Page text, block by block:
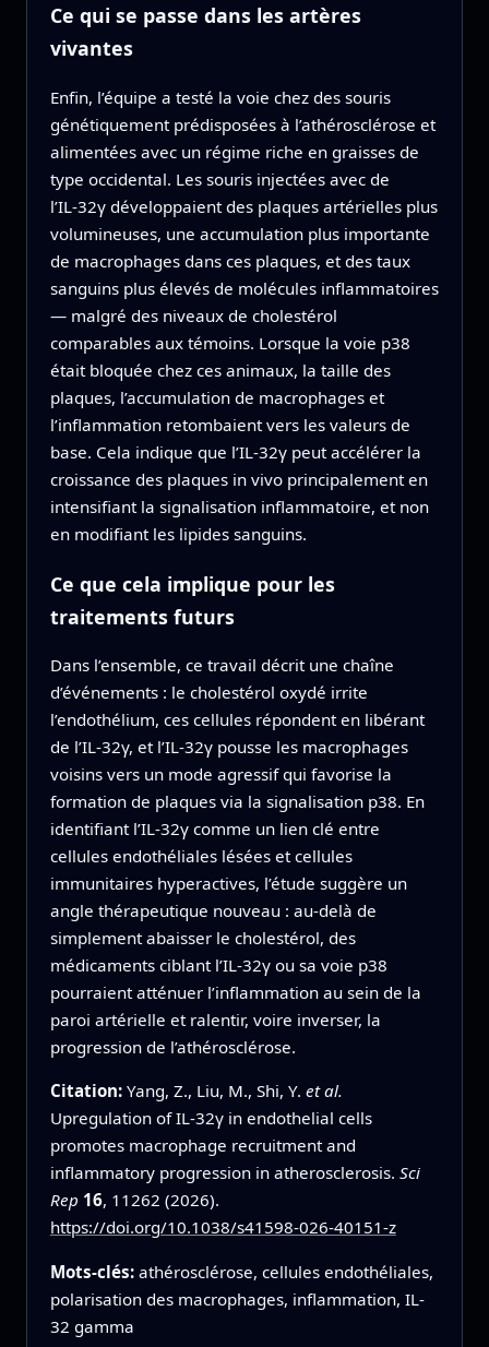
Ce qui se passe dans les artères
vivantes
Enfin, l’équipe a testé la voie chez des souris
génétiquement prédisposées à l’athérosclérose et
alimentées avec un régime riche en graisses de
type occidental. Les souris injectées avec de
l’IL‑32γ développaient des plaques artérielles plus
volumineuses, une accumulation plus importante
de macrophages dans ces plaques, et des taux
sanguins plus élevés de molécules inflammatoires
— malgré des niveaux de cholestérol
comparables aux témoins. Lorsque la voie p38
était bloquée chez ces animaux, la taille des
plaques, l’accumulation de macrophages et
l’inflammation retombaient vers les valeurs de
base. Cela indique que l’IL‑32γ peut accélérer la
croissance des plaques in vivo principalement en
intensifiant la signalisation inflammatoire, et non
en modifiant les lipides sanguins.
Ce que cela implique pour les
traitements futurs
Dans l’ensemble, ce travail décrit une chaîne
d’événements : le cholestérol oxydé irrite
l’endothélium, ces cellules répondent en libérant
de l’IL‑32γ, et l’IL‑32γ pousse les macrophages
voisins vers un mode agressif qui favorise la
formation de plaques via la signalisation p38. En
identifiant l’IL‑32γ comme un lien clé entre
cellules endothéliales lésées et cellules
immunitaires hyperactives, l’étude suggère un
angle thérapeutique nouveau : au‑delà de
simplement abaisser le cholestérol, des
médicaments ciblant l’IL‑32γ ou sa voie p38
pourraient atténuer l’inflammation au sein de la
paroi artérielle et ralentir, voire inverser, la
progression de l’athérosclérose.
Citation: Yang, Z., Liu, M., Shi, Y. et al.
Upregulation of IL-32γ in endothelial cells
promotes macrophage recruitment and
inflammatory progression in atherosclerosis. Sci
Rep 16, 11262 (2026).
https://doi.org/10.1038/s41598-026-40151-z
Mots-clés: athérosclérose, cellules endothéliales,
polarisation des macrophages, inflammation, IL-
32 gamma